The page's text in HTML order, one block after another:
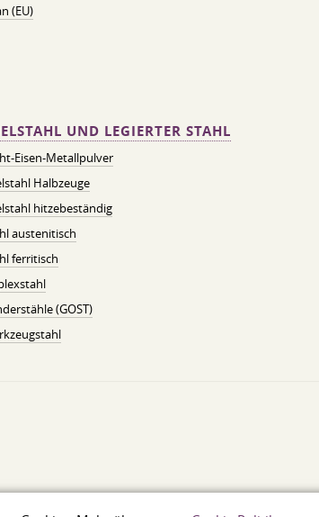
(EU)
UND LEGIERTER STAHL
Eisen-Metallpulver
Halbzeuge
hitzebeständig
austenitisch
ferritisch
(GOST)